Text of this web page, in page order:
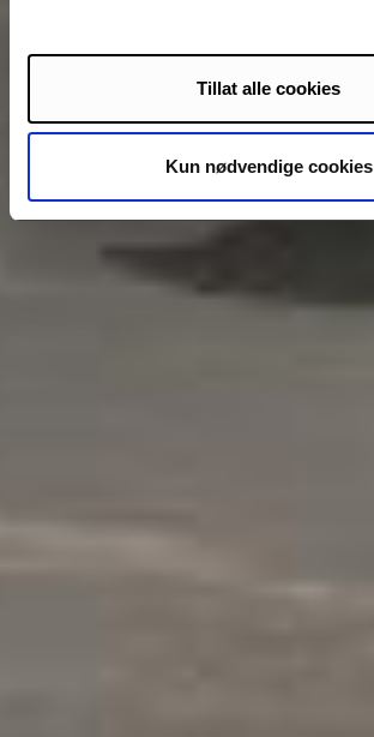
Tillat alle cookies
Kun nødvendige cookies